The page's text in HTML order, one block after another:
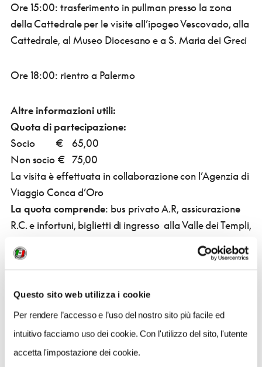
Questo sito web utilizza i cookie
Per rendere l’accesso e l’uso del nostro sito più facile ed
intuitivo facciamo uso dei cookie. Con l'utilizzo del sito, l'utente
accetta l'impostazione dei cookie.
Ore 15:00: trasferimento in pullman presso la zona
della Cattedrale per le visite all’ipogeo Vescovado, alla
Cattedrale, al Museo Diocesano e a S. Maria dei Greci
Ore 18:00: rientro a Palermo
Altre informazioni utili:
Quota di partecipazione:
Socio € 65,00
Non socio € 75,00
La visita è effettuata in collaborazione con l’Agenzia di
Viaggio Conca d’Oro
La quota comprende: bus privato A.R, assicurazione
R.C. e infortuni, biglietti di ingresso alla Valle dei Templi,
della Cattedrale con guida, all’ipogeo Vescovado.
palermo@volontaritouring.ite versamento della